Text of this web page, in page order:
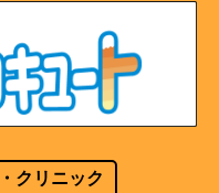
クリニック